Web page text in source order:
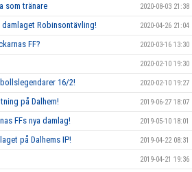
som tränare 2020-08-03 21:38
Robinsontävling! 2020-04-26 21:04
FF? 2020-03-16 13:30
2020-02-10 19:30
16/2! 2020-02-10 19:27
på Dalhem! 2019-06-27 18:07
FFs nya damlag! 2019-05-10 18:01
på Dalhems IP! 2019-04-22 08:31
2019-04-21 19:36